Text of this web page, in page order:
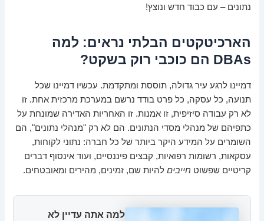
נתונים – עם כבוד חדש ונוצץ!
הארכיטקטים הבלתי נראים: למה
DBAs הם כוכבי רוק בשקט?
דמיינו לרגע עיר גדולה, תוססת ומתקדמת. עכשיו דמיינו שכל
תנועה, כל עסקה, כל פרט בודד נרשם במערכת מרכזית אחת. זו
לא רק עבודה סיזיפית, זו אמנות. זו האחריות האדירה שמונחת על
כתפיהם של מנהלי מסדי הנתונים. הם לא רק "מנהלי נתונים", הם
השומרים על המידע היקר ביותר של כל חברה: נתוני לקוחות,
עסקאות, רשומות רפואיות, קבצים פיננסיים, ועוד אינסוף דברים
קריטיים שפשוט חייבים להיות שם, זמינים, מהירים ומאובטחים.
למה אתה עדיין לא